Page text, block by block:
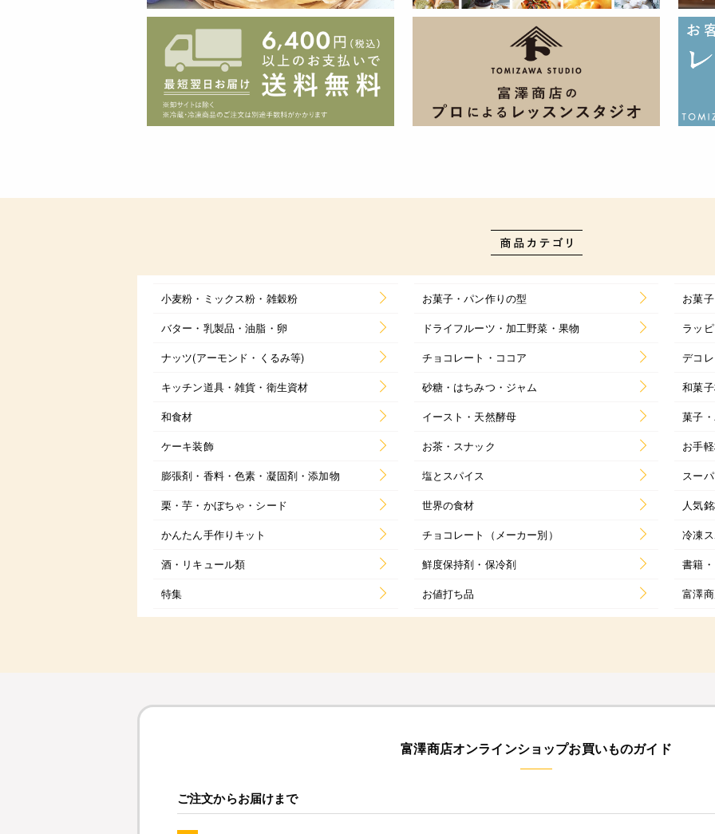
小麦粉・ミックス粉・雑穀粉 お菓子・パン作りの型
お菓
バター・乳製品・油脂・卵
ドライフルーツ・加工野菜・果物
ラッ
ナッツ(アーモンド・くるみ等)
チョコレート・ココア
デコ
キッチン道具・雑貨・衛生資材
砂糖・はちみつ・ジャム
和菓
和食材
イースト・天然酵母
菓子
ケーキ装飾
お茶・スナック
お手
膨張剤・香料・色素・凝固剤・添加物
塩とスパイス
スー
栗・芋・かぼちゃ・シード
世界の食材
人気
かんたん手作りキット
チョコレート（メーカー別）
冷凍
酒・リキュール類
鮮度保持剤・保冷剤
書籍
特集
お値打ち品 富澤
富澤商店オンラインショップお買いものガイド
ご注文からお届けまで